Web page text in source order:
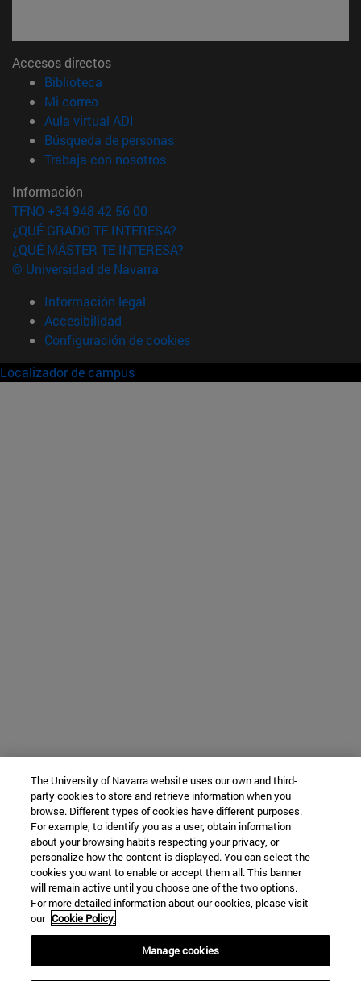
Accesos directos
Biblioteca
Mi correo(abre en nueva ventana)
Aula virtual ADI
Búsqueda de personas(abre en nueva ventana)
Trabaja con nosotros(abre en nueva ventana)
Información
TFNO +34 948 42 56 00
¿QUÉ GRADO TE INTERESA?
¿QUÉ MÁSTER TE INTERESA?
© Universidad de Navarra
Información legal
Accesibilidad
Configuración de cookies
Localizador de campus
The University of Navarra website uses our own and third-
party cookies to store and retrieve information when you
browse. Different types of cookies have different purposes.
For example, to identify you as a user, obtain information
about your browsing habits respecting your privacy, or
personalize how the content is displayed. You can select the
cookies you want to enable or accept them all. This banner
will remain active until you choose one of the two options.
For more detailed information about our cookies, please visit
our Cookie Policy.
Manage cookies